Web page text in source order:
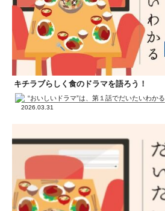
キチラブらしく食のドラマを語ろう！
“おいしいドラマ”は、第１話でだいたいわかる
2026.03.31